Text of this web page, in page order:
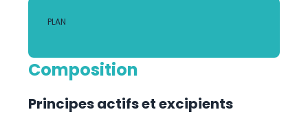
Composition
Principes actifs et excipients
PLAN